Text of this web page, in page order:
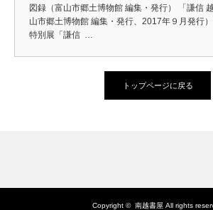
図録（富山市郷土博物館 編集・発行） 「謙信
山市郷土博物館 編集・発行、2017年９月発行
特別展「謙信 …
トップページに戻る
Copyright © 南越書屋 All rights